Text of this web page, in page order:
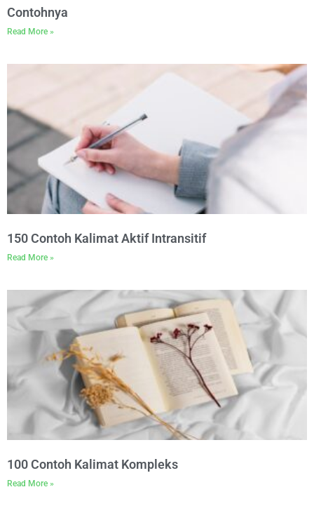
Contohnya
Read More »
150 Contoh Kalimat Aktif Intransitif
Read More »
100 Contoh Kalimat Kompleks
Read More »